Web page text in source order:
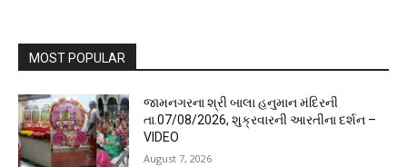
MOST POPULAR
જામનગરના શ્રી બાલા હનુમાન મંદિરની
તા.07/08/2026, શુક્રવારની આરતીના દર્શન –
VIDEO
August 7, 2026